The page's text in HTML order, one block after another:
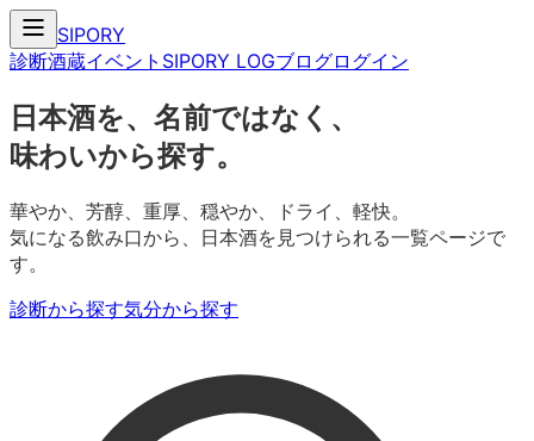
SIPORY
診断酒蔵イベント SIPORY LOGブログログイン
日本酒を、名前ではなく、
味わいから探す。
華やか、芳醇、重厚、穏やか、ドライ、軽快。
気になる飲み口から、日本酒を見つけられる一覧ページで
す。
診断から探す気分から探す